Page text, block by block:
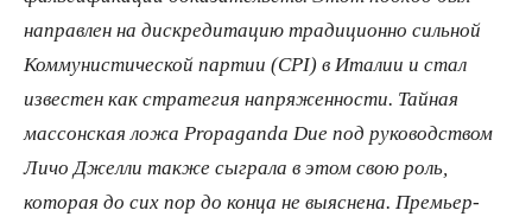
направлен на дискредитацию традиционно сильной
Коммунистической партии (CPI) в Италии и стал
известен как стратегия напряженности. Тайная
массонская ложа Propaganda Due под руководством
Личо Джелли также сыграла в этом свою роль,
которая до сих пор до конца не выяснена. Премьер-